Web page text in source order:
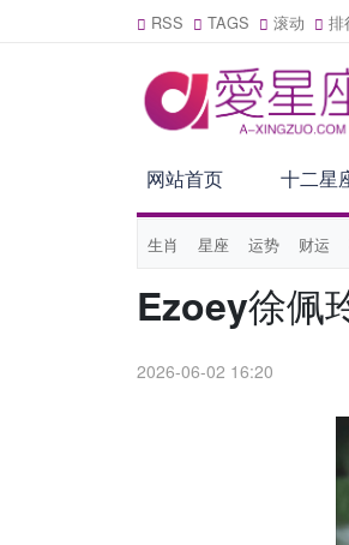
RSS TAGS 滚动 排
网站首页
生肖 星座 运势 财运
十二星
Ezoey徐佩
2026-06-02 16:20